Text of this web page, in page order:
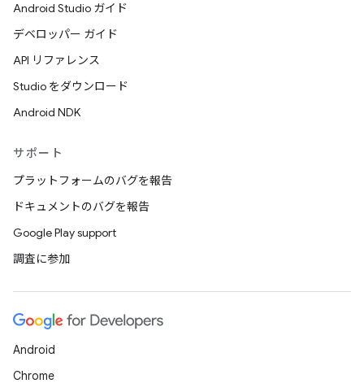
Android Studio ガイド
デベロッパー ガイド
API リファレンス
Studio をダウンロード
Android NDK
サポート
プラットフォームのバグを報告
ドキュメントのバグを報告
Google Play support
調査に参加
Android
Chrome